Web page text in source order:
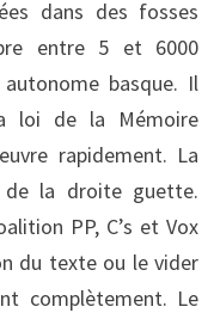
dans des fosses
entre 5 et 6000
basque. Il
loi de la Mémoire
rapidement. La
de la droite guette.
PP, C’s et Vox
du texte ou le vider
complètement. Le